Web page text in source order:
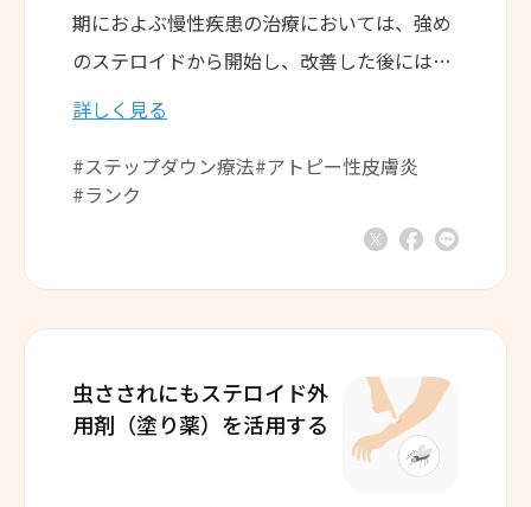
期におよぶ慢性疾患の治療においては、強め
のステロイドから開始し、改善した後には様
子をみながら徐々に「ランク」を下げていく
す。
詳しく見る
#ステップダウン療法#アトピー性皮膚炎
#ランク
虫さされにもステロイド外
用剤（塗り薬）を活用する